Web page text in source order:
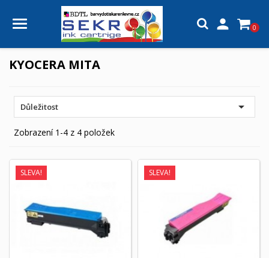
 0
KYOCERA MITA
Důležitost 
Zobrazení 1-4 z 4 položek
SLEVA! SLEVA!